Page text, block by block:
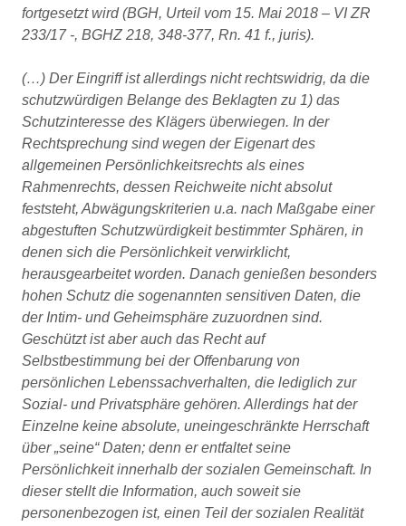
fortgesetzt wird (BGH, Urteil vom 15. Mai 2018 – VI ZR
233/17 -, BGHZ 218, 348-377, Rn. 41 f., juris).
(…) Der Eingriff ist allerdings nicht rechtswidrig, da die
schutzwürdigen Belange des Beklagten zu 1) das
Schutzinteresse des Klägers überwiegen. In der
Rechtsprechung sind wegen der Eigenart des
allgemeinen Persönlichkeitsrechts als eines
Rahmenrechts, dessen Reichweite nicht absolut
feststeht, Abwägungskriterien u.a. nach Maßgabe einer
abgestuften Schutzwürdigkeit bestimmter Sphären, in
denen sich die Persönlichkeit verwirklicht,
herausgearbeitet worden. Danach genießen besonders
hohen Schutz die sogenannten sensitiven Daten, die
der Intim- und Geheimsphäre zuzuordnen sind.
Geschützt ist aber auch das Recht auf
Selbstbestimmung bei der Offenbarung von
persönlichen Lebenssachverhalten, die lediglich zur
Sozial- und Privatsphäre gehören. Allerdings hat der
Einzelne keine absolute, uneingeschränkte Herrschaft
über „seine“ Daten; denn er entfaltet seine
Persönlichkeit innerhalb der sozialen Gemeinschaft. In
dieser stellt die Information, auch soweit sie
personenbezogen ist, einen Teil der sozialen Realität